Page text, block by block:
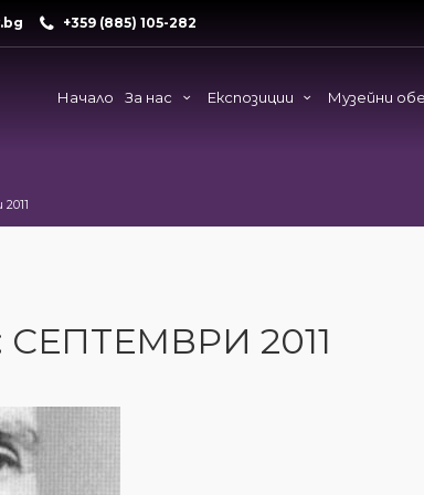
+359 (885) 105-282
Начало За нас Експозиции Музейни
2011